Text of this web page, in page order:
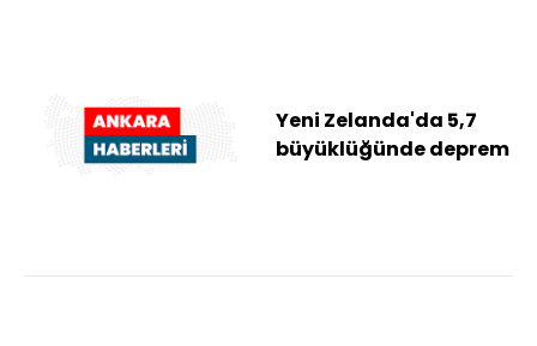
Yeni Zelanda'da 5,7
büyüklüğünde deprem